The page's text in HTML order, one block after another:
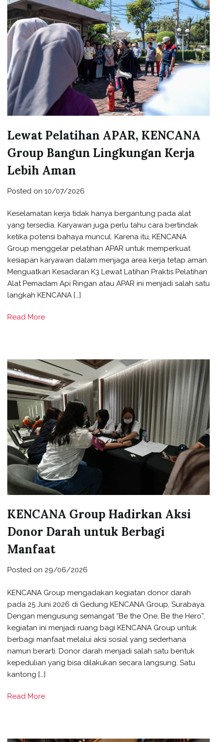
Lewat Pelatihan APAR, KENCANA
Group Bangun Lingkungan Kerja
Lebih Aman
Posted on 10/07/2026
Keselamatan kerja tidak hanya bergantung pada alat
yang tersedia. Karyawan juga perlu tahu cara bertindak
ketika potensi bahaya muncul. Karena itu, KENCANA
Group menggelar pelatihan APAR untuk memperkuat
kesiapan karyawan dalam menjaga area kerja tetap aman.
Menguatkan Kesadaran K3 Lewat Latihan Praktis Pelatihan
Alat Pemadam Api Ringan atau APAR ini menjadi salah satu
langkah KENCANA […]
Read More
KENCANA Group Hadirkan Aksi
Donor Darah untuk Berbagi
Manfaat
Posted on 29/06/2026
KENCANA Group mengadakan kegiatan donor darah
pada 25 Juni 2026 di Gedung KENCANA Group, Surabaya.
Dengan mengusung semangat “Be the One, Be the Hero”,
kegiatan ini menjadi ruang bagi KENCANA Group untuk
berbagi manfaat melalui aksi sosial yang sederhana
namun berarti. Donor darah menjadi salah satu bentuk
kepedulian yang bisa dilakukan secara langsung. Satu
kantong […]
Read More